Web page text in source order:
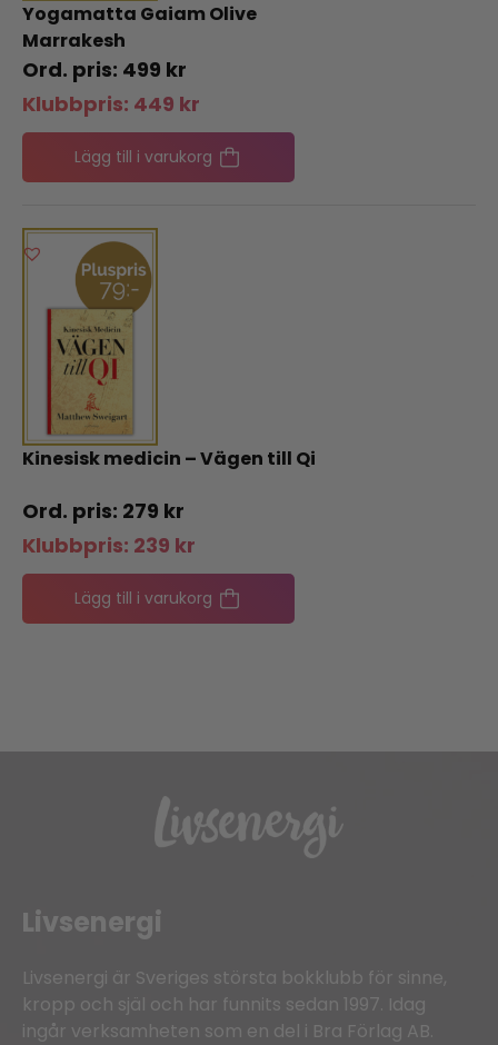
Yogamatta Gaiam Olive
Marrakesh
499 kr
Klubbpris: 449 kr
Lägg till i varukorg
Kinesisk medicin – Vägen till Qi
279 kr
Klubbpris: 239 kr
Lägg till i varukorg
Livsenergi
Livsenergi är Sveriges största bokklubb för sinne,
kropp och själ och har funnits sedan 1997. Idag
ingår verksamheten som en del i Bra Förlag AB.